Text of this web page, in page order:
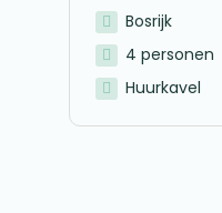
Bosrijk
4 personen
Huurkavel